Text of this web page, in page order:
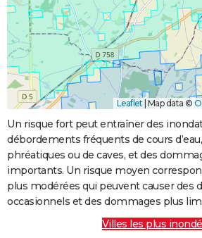
Leaflet |Map data ©
Un risque fort peut entraîner des
débordements fréquents de cours
phréatiques ou de caves, et des
importants. Un risque moyen
plus modérées qui peuvent causer des
occasionnels et des dommages plus
Villes les plus